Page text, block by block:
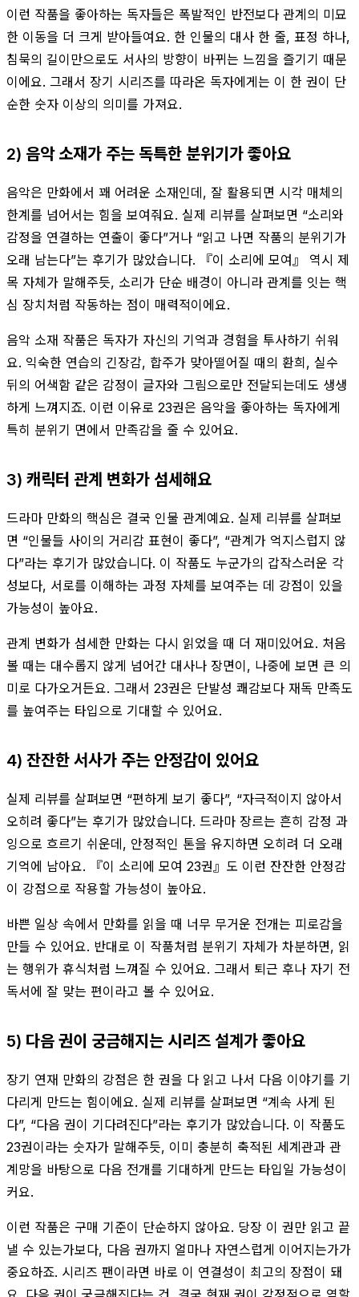
이런 작품을 좋아하는 독자들은 폭발적인 반전보다 관계의 미묘
한 이동을 더 크게 받아들여요. 한 인물의 대사 한 줄, 표정 하나,
침묵의 길이만으로도 서사의 방향이 바뀌는 느낌을 즐기기 때문
이에요. 그래서 장기 시리즈를 따라온 독자에게는 이 한 권이 단
순한 숫자 이상의 의미를 가져요.
2) 음악 소재가 주는 독특한 분위기가 좋아요
음악은 만화에서 꽤 어려운 소재인데, 잘 활용되면 시각 매체의
한계를 넘어서는 힘을 보여줘요. 실제 리뷰를 살펴보면 “소리와
감정을 연결하는 연출이 좋다”거나 “읽고 나면 작품의 분위기가
오래 남는다”는 후기가 많았습니다. 『이 소리에 모여』 역시 제
목 자체가 말해주듯, 소리가 단순 배경이 아니라 관계를 잇는 핵
심 장치처럼 작동하는 점이 매력적이에요.
음악 소재 작품은 독자가 자신의 기억과 경험을 투사하기 쉬워
요. 익숙한 연습의 긴장감, 합주가 맞아떨어질 때의 환희, 실수
뒤의 어색함 같은 감정이 글자와 그림으로만 전달되는데도 생생
하게 느껴지죠. 이런 이유로 23권은 음악을 좋아하는 독자에게
특히 분위기 면에서 만족감을 줄 수 있어요.
3) 캐릭터 관계 변화가 섬세해요
드라마 만화의 핵심은 결국 인물 관계예요. 실제 리뷰를 살펴보
면 “인물들 사이의 거리감 표현이 좋다”, “관계가 억지스럽지 않
다”라는 후기가 많았습니다. 이 작품도 누군가의 갑작스러운 각
성보다, 서로를 이해하는 과정 자체를 보여주는 데 강점이 있을
가능성이 높아요.
관계 변화가 섬세한 만화는 다시 읽었을 때 더 재미있어요. 처음
볼 때는 대수롭지 않게 넘어간 대사나 장면이, 나중에 보면 큰 의
미로 다가오거든요. 그래서 23권은 단발성 쾌감보다 재독 만족도
를 높여주는 타입으로 기대할 수 있어요.
4) 잔잔한 서사가 주는 안정감이 있어요
실제 리뷰를 살펴보면 “편하게 보기 좋다”, “자극적이지 않아서
오히려 좋다”는 후기가 많았습니다. 드라마 장르는 흔히 감정 과
잉으로 흐르기 쉬운데, 안정적인 톤을 유지하면 오히려 더 오래
기억에 남아요. 『이 소리에 모여 23권』도 이런 잔잔한 안정감
이 강점으로 작용할 가능성이 높아요.
바쁜 일상 속에서 만화를 읽을 때 너무 무거운 전개는 피로감을
만들 수 있어요. 반대로 이 작품처럼 분위기 자체가 차분하면, 읽
는 행위가 휴식처럼 느껴질 수 있어요. 그래서 퇴근 후나 자기 전
독서에 잘 맞는 편이라고 볼 수 있어요.
5) 다음 권이 궁금해지는 시리즈 설계가 좋아요
장기 연재 만화의 강점은 한 권을 다 읽고 나서 다음 이야기를 기
다리게 만드는 힘이에요. 실제 리뷰를 살펴보면 “계속 사게 된
다”, “다음 권이 기다려진다”라는 후기가 많았습니다. 이 작품도
23권이라는 숫자가 말해주듯, 이미 충분히 축적된 세계관과 관
계망을 바탕으로 다음 전개를 기대하게 만드는 타입일 가능성이
커요.
이런 작품은 구매 기준이 단순하지 않아요. 당장 이 권만 읽고 끝
낼 수 있는가보다, 다음 권까지 얼마나 자연스럽게 이어지는가가
중요하죠. 시리즈 팬이라면 바로 이 연결성이 최고의 장점이 돼